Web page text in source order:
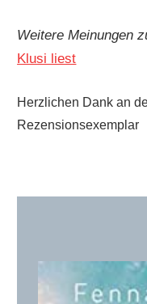
Weitere Meinungen
Klusi liest
Herzlichen Dank an
Rezensionsexemplar